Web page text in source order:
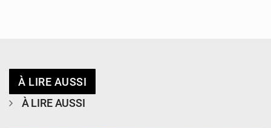
À LIRE AUSSI
À LIRE AUSSI